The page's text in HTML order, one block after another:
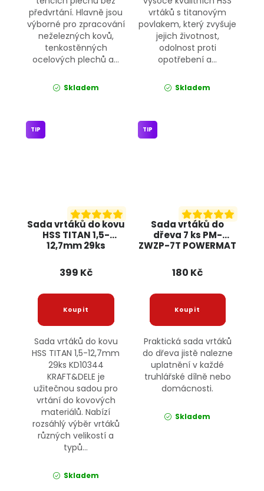
předvrtání. Hlavně jsou
výborné pro zpracování
neželezných kovů,
tenkostěnných
ocelových plechů a...
Skladem
vrtáků s titanovým
povlakem, který zvyšuje
jejich životnost,
odolnost proti
opotřebení a...
Skladem
Sada vrtáků do kovu
HSS TITAN 1,5-
12,7mm 29ks
KRAFT&DELE
TIP
399 Kč
Sada vrtáků do kovu
HSS TITAN 1,5-12,7mm
29ks KD10344
KRAFT&DELE je
užitečnou sadou pro
vrtání do kovových
materiálů. Nabízí
rozsáhlý výběr vrtáků
různých velikostí a
typů...
Skladem
Sada vrtáků do
dřeva 7 ks PM-
ZWZP-7T POWERMAT
TIP
180 Kč
Praktická sada vrtáků
do dřeva jistě nalezne
uplatnění v každé
truhlářské dílně nebo
domácnosti.
Skladem